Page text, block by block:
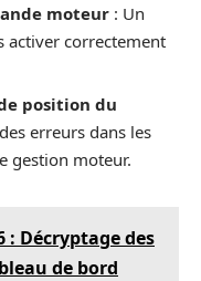
moteur : Un
activer correctement
position du
erreurs dans les
gestion moteur.
: Décryptage des
de bord